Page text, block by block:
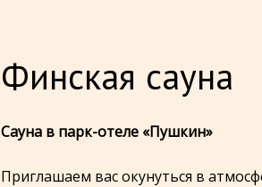
Финская сауна
Сауна в парк-отеле «Пушкин»
Приглашаем вас окунуться в